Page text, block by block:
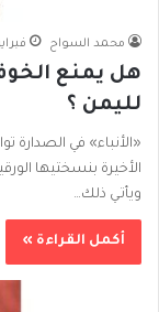
محمد السواح فبراير 15,
هل يمنع
لليمن ؟
«الأنباء» في الصدارة
الأخيرة بنسختيها
ويأتـي ذلك…
أكمل القراءة »